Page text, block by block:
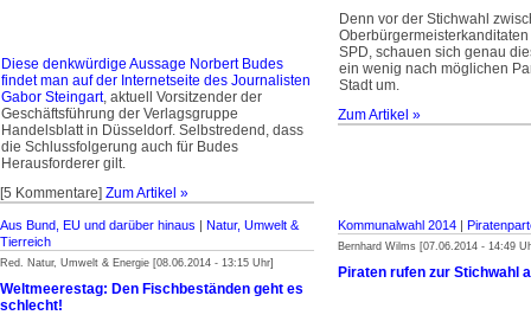
Diese denkwürdige Aussage Norbert Budes
findet man auf der Internetseite des Journalisten
Gabor Steingart, aktuell Vorsitzender der
Geschäftsführung der Verlagsgruppe
Handelsblatt in Düsseldorf. Selbstredend, dass
die Schlussfolgerung auch für Budes
Herausforderer gilt.
[5 Kommentare] Zum Artikel »
Denn vor der Stichwahl
SPD, schauen sich genau
ein wenig nach möglichen
Stadt um.
Zum Artikel »
Aus Bund, EU und darüber hinaus | Natur, Umwelt &
Tierreich
Red. Natur, Umwelt & Energie [08.06.2014 - 13:15 Uhr]
Weltmeerestag: Den Fischbeständen geht es
schlecht!
Kommunalwahl 2014 |
Bernhard Wilms [07.06.2014 - 14:49
Piraten rufen zur Stichwahl